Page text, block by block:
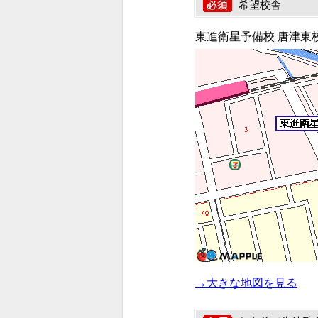
希望校舎
東進衛星予備校 唐津東
→大きな地図を見る